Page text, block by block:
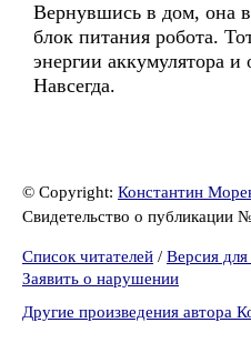
Вернувшись в дом, она
блок питания робота.
энергии аккумулятора и
Навсегда.
© Copyright: Константин
Свидетельство о публикации
Список читателей / Версия для
Заявить о нарушении
Другие произведения автора